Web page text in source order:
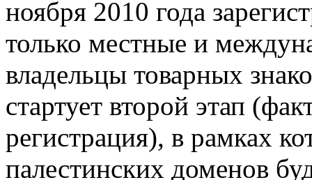
ноября 2010 года
только местные и
владельцы товарных
стартует второй этап
регистрация), в рамках
палестинских доменов